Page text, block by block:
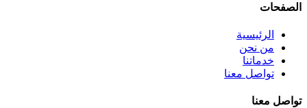
الصفحات
الرئيسية
من نحن
خدماتنا
تواصل معنا
تواصل معنا